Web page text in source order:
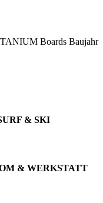
Boards Baujahr
& SKI
Boards
& WERKSTATT